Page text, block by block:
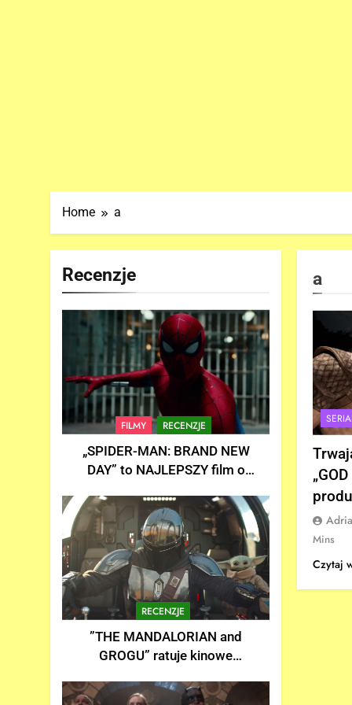
Home a
Recenzje
FILMY RECENZJE
„SPIDER-MAN: BRAND NEW
DAY” to NAJLEPSZY film o
Recenzja
RECENZJE
”THE MANDALORIAN and
GROGU” ratuje kinowe
Recenzja
a
Mins
Czytaj